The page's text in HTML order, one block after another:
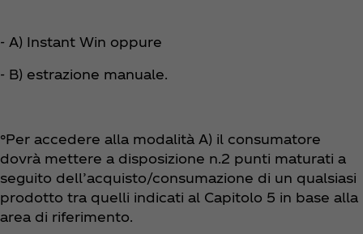
- A) Instant Win oppure
- B) estrazione manuale.
°Per accedere alla modalità A) il consumatore
dovrà mettere a disposizione n.2 punti maturati a
seguito dell’acquisto/consumazione di un qualsiasi
prodotto tra quelli indicati al Capitolo 5 in base alla
area di riferimento.